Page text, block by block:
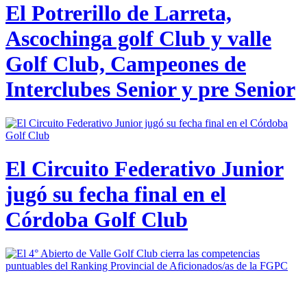
El Potrerillo de Larreta,
Ascochinga golf Club y valle
Golf Club, Campeones de
Interclubes Senior y pre Senior
El Circuito Federativo Junior
jugó su fecha final en el
Córdoba Golf Club